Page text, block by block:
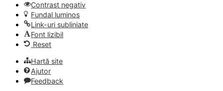
Contrast negativ
Fundal luminos
Link-uri subliniate
Font lizibil
Reset
Hartă site
Ajutor
Feedback